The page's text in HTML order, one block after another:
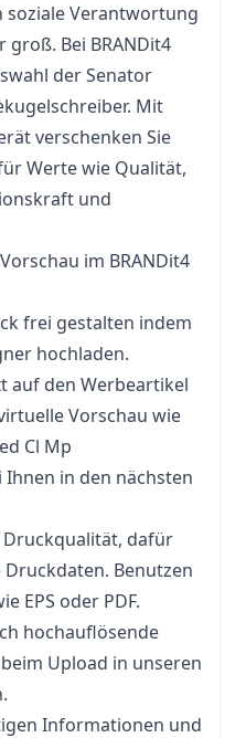
Verantwortung
Bei BRANDit4
der Senator
Mit
verschenken Sie
Werte wie Qualität,
und
im BRANDit4
frei gestalten indem
hochladen.
auf den Werbeartikel
Vorschau wie
Cl Mp
in den nächsten
dafür
Benutzen
EPS oder PDF.
hochauflösende
Upload in unseren
Informationen und